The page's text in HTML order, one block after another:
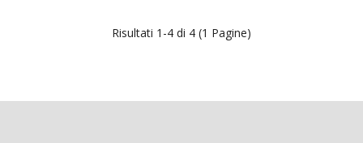
Risultati 1-4 di 4 (1 Pagine)